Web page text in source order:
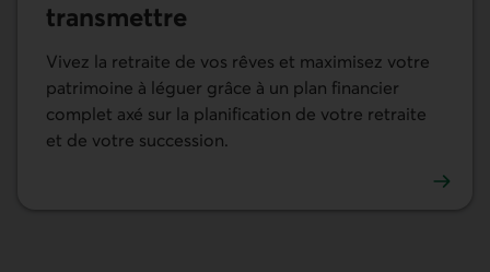
transmettre
Vivez la retraite de vos rêves et maximisez votre
patrimoine à léguer grâce à un plan financier
complet axé sur la planification de votre retraite
et de votre succession.